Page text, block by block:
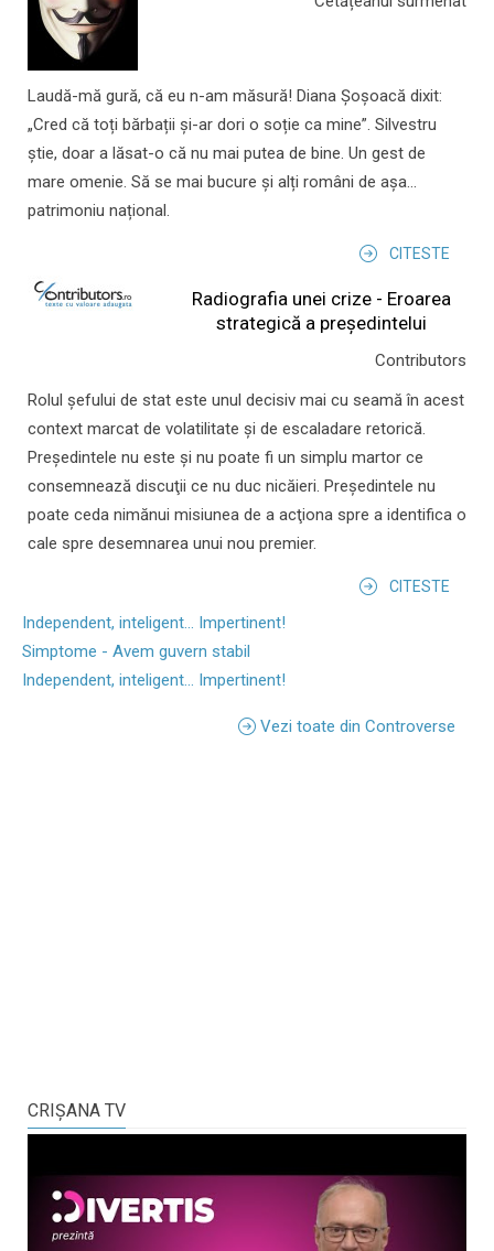
Laudă-mă gură, că eu n-am măsură! Diana Șoșoacă dixit:
„Cred că toți bărbații și-ar dori o soție ca mine”. Silvestru
știe, doar a lăsat-o că nu mai putea de bine. Un gest de
mare omenie. Să se mai bucure și alți români de așa...
patrimoniu național.
CITESTE
Radiografia unei crize - Eroarea
strategică a președintelui
Contributors
Rolul şefului de stat este unul decisiv mai cu seamă în acest
context marcat de volatilitate şi de escaladare retorică.
Preşedintele nu este şi nu poate fi un simplu martor ce
consemnează discuţii ce nu duc nicăieri. Preşedintele nu
poate ceda nimănui misiunea de a acţiona spre a identifica o
cale spre desemnarea unui nou premier.
CITESTE
Independent, inteligent... Impertinent!
Simptome - Avem guvern stabil
Independent, inteligent... Impertinent!
Vezi toate din Controverse
CRIŞANA TV